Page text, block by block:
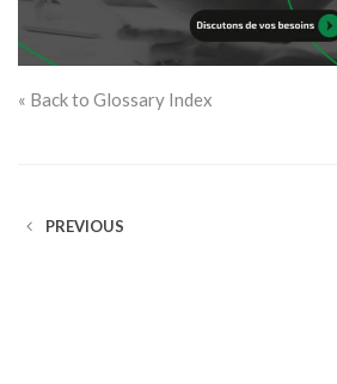
« Back to Glossary Index
PREVIOUS